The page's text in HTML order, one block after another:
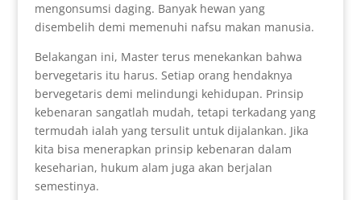
mengonsumsi daging. Banyak hewan yang
disembelih demi memenuhi nafsu makan manusia.
Belakangan ini, Master terus menekankan bahwa
bervegetaris itu harus. Setiap orang hendaknya
bervegetaris demi melindungi kehidupan. Prinsip
kebenaran sangatlah mudah, tetapi terkadang yang
termudah ialah yang tersulit untuk dijalankan. Jika
kita bisa menerapkan prinsip kebenaran dalam
keseharian, hukum alam juga akan berjalan
semestinya.